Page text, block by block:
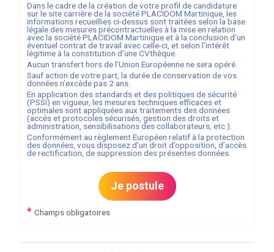
Dans le cadre de la création de votre profil de candidature
sur le site carrière de la sociétéPLACIDOM Martinique, les
informations recueillies ci-dessus sont traitées selon la base
légale des mesures précontractuelles à la mise en relation
avec la sociétéPLACIDOM Martiniqueet à la conclusion d’un
éventuel contrat de travail avec celle-ci, et selon l’intérêt
légitime à la constitution d’une CVthèque.
Aucun transfert hors de l’Union Européenne ne sera opéré.
Sauf action de votre part, la durée de conservation de vos
données n’excède pas 2 ans.
En application des standards et des politiques de sécurité
(PSSI) en vigueur, les mesures techniques efficaces et
optimales sont appliquées aux traitements des données
(accès et protocoles sécurisés, gestion des droits et
administration, sensibilisations des collaborateurs, etc.).
Conformément au règlement Européen relatif à la protection
des données, vous disposez d’un droit d’opposition, d’accès
de rectification, de suppression des présentes données.
Je postule
* Champs obligatoires